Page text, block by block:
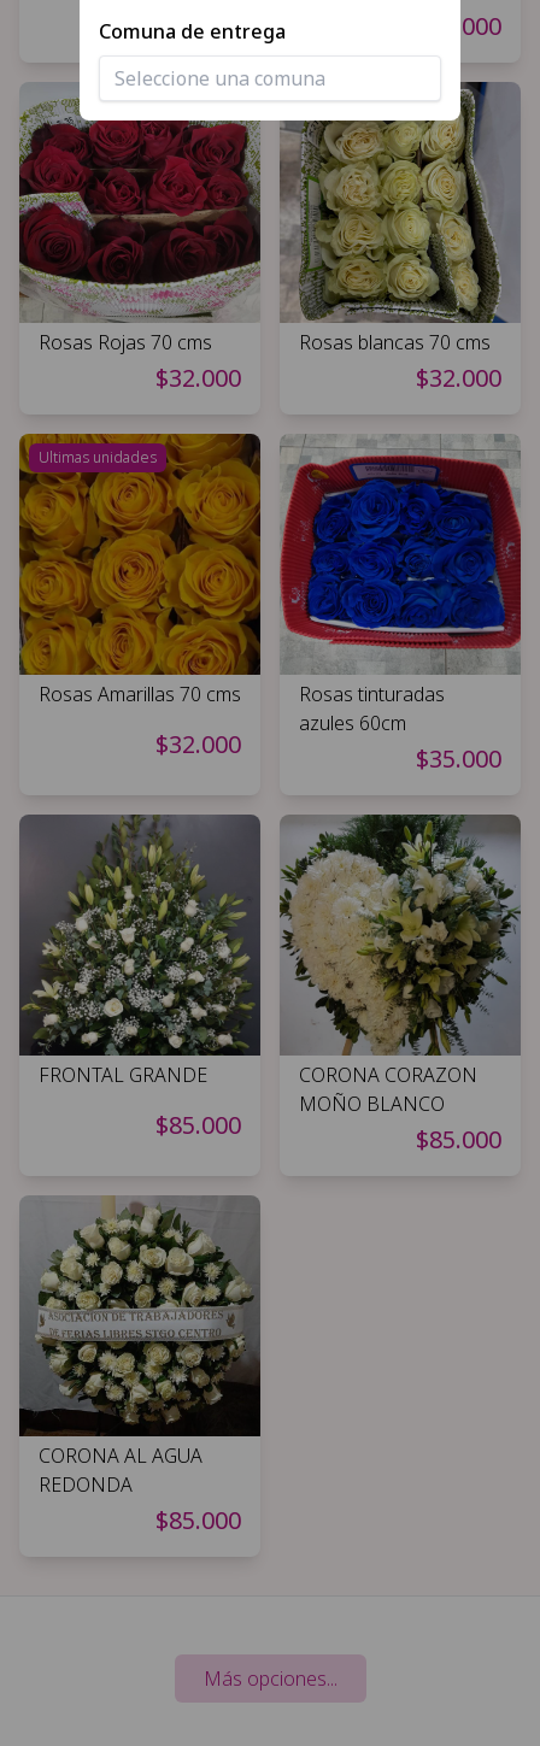
$30.000 $30.000
Rosas Rojas 70 cms
$32.000
Rosas blancas 70 cms
$32.000
Ultimas unidades
Rosas Amarillas 70 cms
$32.000
Rosas tinturadas
azules 60cm
$35.000
FRONTAL GRANDE
$85.000
CORONA CORAZON
MOÑO BLANCO
$85.000
CORONA AL AGUA
REDONDA
$85.000
Más opciones...
Comuna de entrega